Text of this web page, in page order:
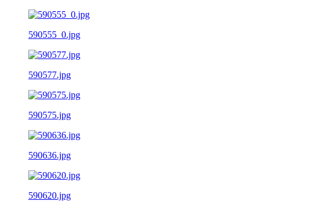
590555_0.jpg
590577.jpg
590575.jpg
590636.jpg
590620.jpg